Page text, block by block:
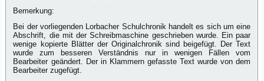
Bemerkung:
Bei der vorliegenden Lorbacher Schulchronik handelt es sich um eine
Abschrift, die mit der Schreibmaschine geschrieben wurde. Ein paar
wenige kopierte Blätter der Originalchronik sind beigefügt. Der Text
wurde zum besseren Verständnis nur in wenigen Fällen vom
Bearbeiter geändert. Der in Klammern gefasste Text wurde von dem
Bearbeiter zugefügt.